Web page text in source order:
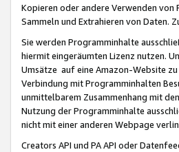
Kopieren oder andere Verwenden
Sammeln und Extrahieren von Daten.
Sie werden Programminhalte
hiermit eingeräumten Lizenz nutzen.
Umsätze auf eine Amazon-Website
Verbindung mit Programminhalten
unmittelbarem Zusammenhang mit
Nutzung der Programminhalte
nicht mit einer anderen Webpage
Creators API und PA API oder